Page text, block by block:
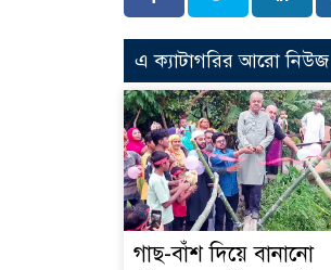
এ ক্যাটাগরির আরো নিউজ
গাছ-বাঁশ দিয়ে বানানো